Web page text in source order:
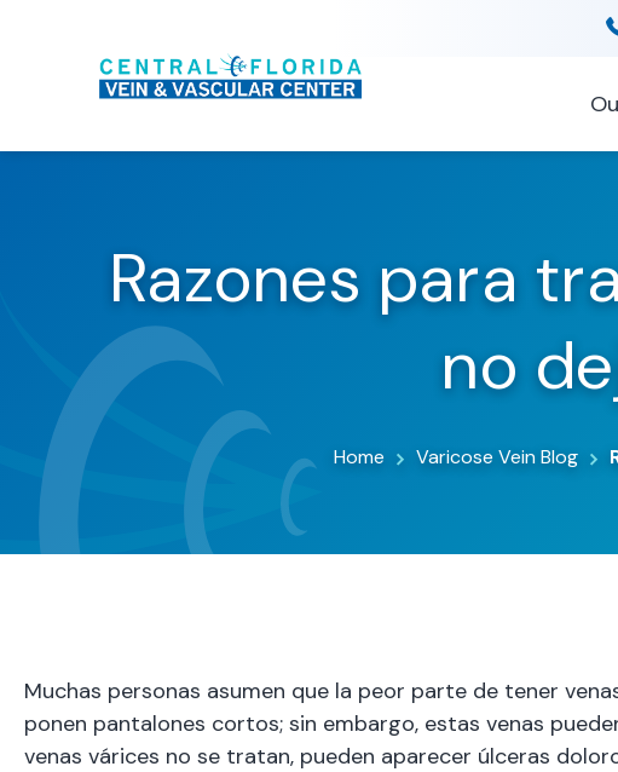
Razones para
no
Home Varicose Vein Blog
Muchas personas asumen que la peor parte de tener
ponen pantalones cortos; sin embargo, estas venas
venas várices no se tratan, pueden aparecer úlceras